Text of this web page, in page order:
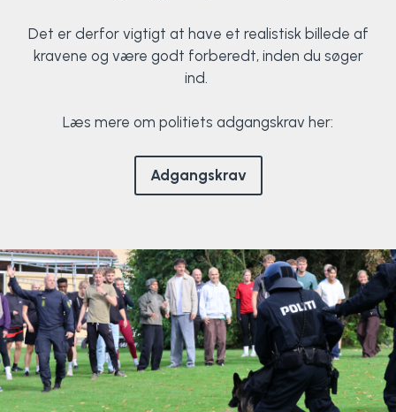
Det er derfor vigtigt at have et realistisk billede af
kravene og være godt forberedt, inden du søger
ind.
Læs mere om politiets adgangskrav her:
Adgangskrav